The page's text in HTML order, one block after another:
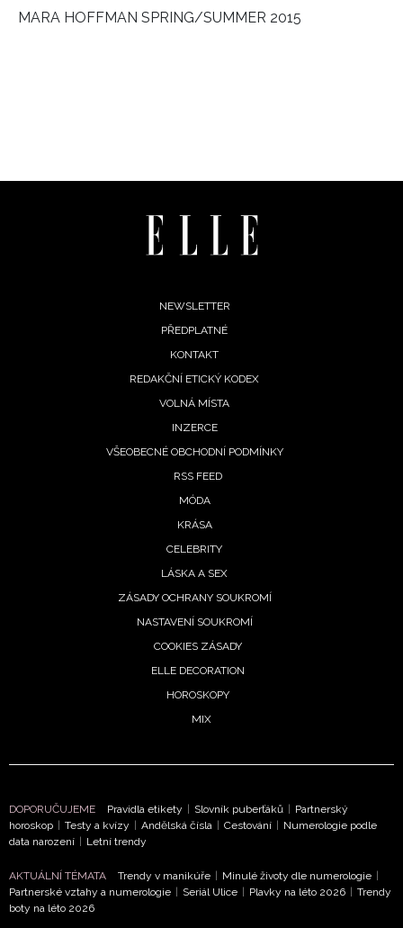
MARA HOFFMAN SPRING/SUMMER 2015
NEWSLETTER
PŘEDPLATNÉ
KONTAKT
REDAKČNÍ ETICKÝ KODEX
VOLNÁ MÍSTA
INZERCE
VŠEOBECNÉ OBCHODNÍ PODMÍNKY
RSS FEED
MÓDA
KRÁSA
CELEBRITY
LÁSKA A SEX
ZÁSADY OCHRANY SOUKROMÍ
NASTAVENÍ SOUKROMÍ
COOKIES ZÁSADY
ELLE DECORATION
HOROSKOPY
MIX
DOPORUČUJEME Pravidla etikety | Slovník puberťáků | Partnerský
horoskop | Testy a kvízy | Andělská čísla | Cestování | Numerologie podle
data narození | Letní trendy
AKTUÁLNÍ TÉMATA Trendy v manikúře | Minulé životy dle numerologie |
Partnerské vztahy a numerologie | Seriál Ulice | Plavky na léto 2026 | Trendy
boty na léto 2026